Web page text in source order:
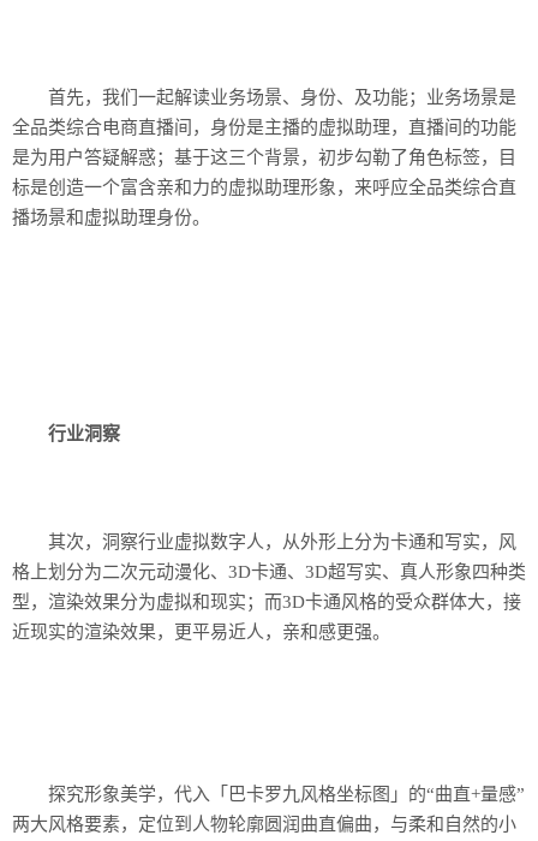
首先，我们一起解读业务场景、身份、及功能；业务场景是
全品类综合电商直播间，身份是主播的虚拟助理，直播间的功能
是为用户答疑解惑；基于这三个背景，初步勾勒了角色标签，目
标是创造一个富含亲和力的虚拟助理形象，来呼应全品类综合直
播场景和虚拟助理身份。
行业洞察
其次，洞察行业虚拟数字人，从外形上分为卡通和写实，风
格上划分为二次元动漫化、3D卡通、3D超写实、真人形象四种类
型，渲染效果分为虚拟和现实；而3D卡通风格的受众群体大，接
近现实的渲染效果，更平易近人，亲和感更强。
探究形象美学，代入「巴卡罗九风格坐标图」的“曲直+量感”
两大风格要素，定位到人物轮廓圆润曲直偏曲，与柔和自然的小